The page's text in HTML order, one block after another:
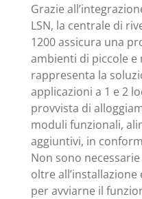
Grazie
LSN, la centrale di
1200 assicura una
ambienti di piccole e
rappresenta la
applicazioni a 1 e 2
provvista di
moduli funzionali,
aggiuntivi, in
Non sono
oltre
per avviarne il